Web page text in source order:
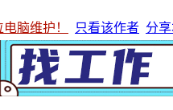
脑维护！
只看该作者 分